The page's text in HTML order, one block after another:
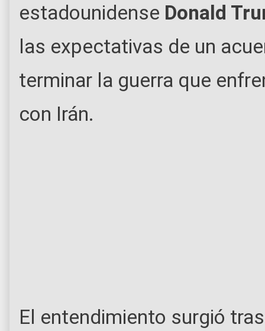
estadounidense Donald
las expectativas de un
terminar la guerra que
con Irán.
El entendimiento surgió